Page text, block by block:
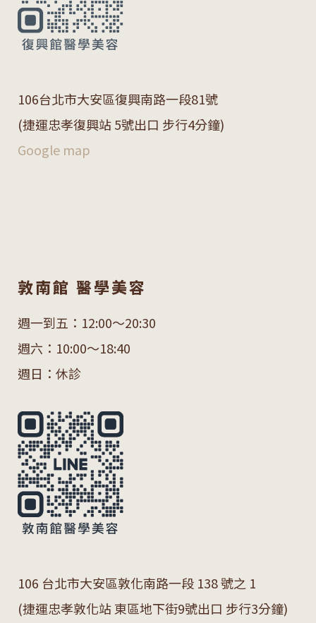
106台北市大安區復興南路一段81號
(捷運忠孝復興站 5號出口 步行4分鐘)
Google map
敦南館 醫學美容
週一到五：12:00～20:30
週六：10:00～18:40
週日：休診
106 台北市大安區敦化南路一段 138 號之 1
(捷運忠孝敦化站 東區地下街9號出口 步行3分鐘)